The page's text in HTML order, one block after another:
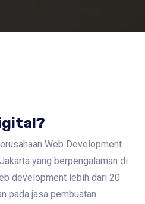
Web Development
yang berpengalaman di
development lebih dari 20
pada jasa pembuatan